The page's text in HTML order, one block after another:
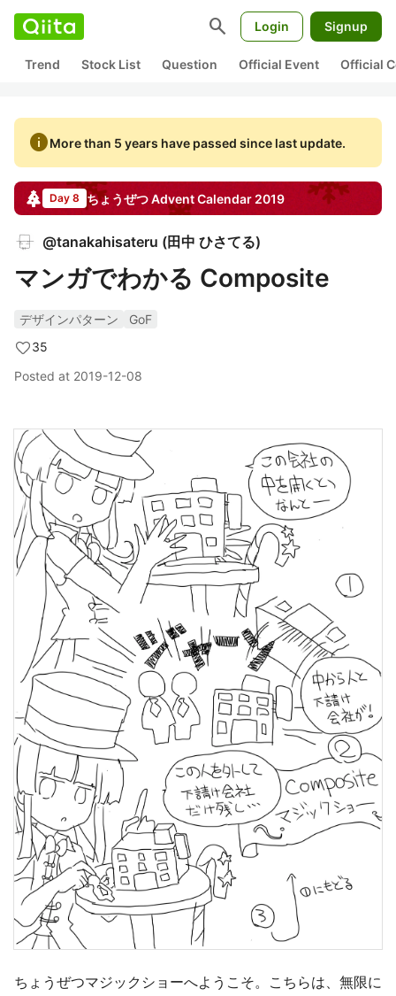
search Login Signup
Trend Stock List Question Official Event Official
infoMore than 5 years have passed since last update.
Day 8 ちょうぜつAdvent Calendar 2019
@tanakahisateru (田中 ひさてる)
マンガでわかる Composite
デザインパターン
GoF
35
Posted at 2019-12-08
ちょうぜつマジックショーへようこそ。こちらは、無限に